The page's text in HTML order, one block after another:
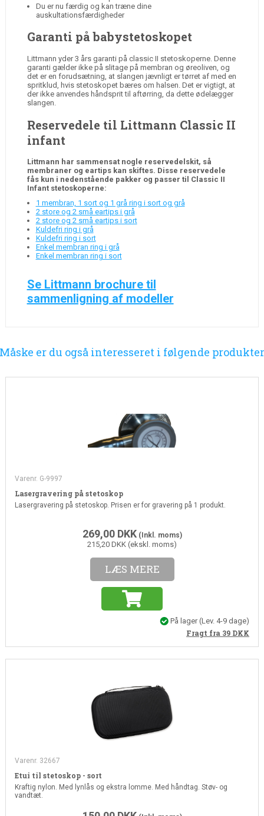
Du er nu færdig og kan træne dine
auskultationsfærdigheder
Garanti på babystetoskopet
Littmann yder 3 års garanti på classic II stetoskoperne. Denne
garanti gælder ikke på slitage på membran og øreoliven, og
det er en forudsætning, at slangen jævnligt er tørret af med en
spritklud, hvis stetoskopet bæres om halsen. Det er vigtigt, at
der ikke anvendes håndsprit til aftørring, da dette ødelægger
slangen.
Reservedele til Littmann Classic II
infant
Littmann har sammensat nogle reservedelskit, så
membraner og eartips kan skiftes. Disse reservedele
fås kun i nedenstående pakker og passer til Classic II
Infant stetoskoperne:
1 membran, 1 sort og 1 grå ring i sort og grå
2 store og 2 små eartips i grå
2 store og 2 små eartips i sort
Kuldefri ring i grå
Kuldefri ring i sort
Enkel membran ring i grå
Enkel membran ring i sort
Se Littmann brochure til
sammenligning af modeller
Måske er du også interesseret i følgende produkter
Varenr. G-9997
Lasergravering på stetoskop
Lasergravering på stetoskop. Prisen er for gravering på 1 produkt.
269,00 DKK(Inkl. moms)
215,20 DKK (ekskl. moms)
LÆS MERE
På lager(Lev. 4-9 dage)
Fragt fra 39 DKK
Varenr. 32667
Etui til stetoskop - sort
Kraftig nylon. Med lynlås og ekstra lomme. Med håndtag. Støv- og
vandtæt.